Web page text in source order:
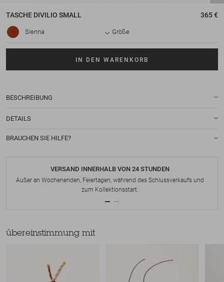
TASCHE DIVILIO SMALL 365 €
Sienna Größe
IN DEN WARENKORB
BESCHREIBUNG
DETAILS
BRAUCHEN SIE HILFE?
VERSAND INNERHALB VON 24 STUNDEN
Außer an Wochenenden, Feiertagen, während des Schlussverkaufs und
zum Kollektionsstart.
übereinstimmung mit